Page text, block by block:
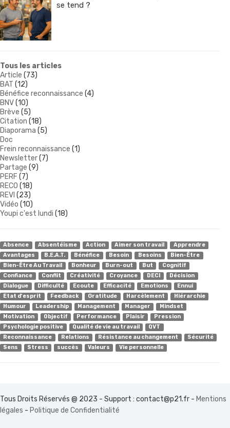
se tend ?
Tous les articles
Article (73)
BAT (12)
Bénéfice reconnaissance (4)
BNV(10)
Brève (5)
Citation (18)
Diaporama (5)
Doc
Frein reconnaissance (1)
Newsletter(7)
Partage (9)
PERF (7)
RECO (18)
REVI (23)
Vidéo (10)
Youpi c'est lundi (18)
Absence Absentéisme Action Aimer son travail
Apprendre
Avantages
B.E.A.T. Bénéfice Besoin Besoins
Bien-Être
Bien-Être Au Travail
Bonheur Burn-out But
Cognitif
Confiance
Conflit Créativité Croyance DECI
Décision
Dialogue
Difficulté Ecoute Efficacité Emotions
Ennui
Etat d'esprit
Feedback Gratitude Harcèlement
Hiérarchie
Humour
Leadership Management Manager
Mindset
Motivation
Objectif Performance Plaisir
Pression
Psychologie positive
Qualité de vie au travail
QVT
Reconnaissance
Relations Résistance au changement
Sécurité
Sens
Stress succès Valeurs Vie personnelle
Tous Droits Réservés @ 2023 - Support : contact@p21.fr - Mentions
légales - Politique de Confidentialité